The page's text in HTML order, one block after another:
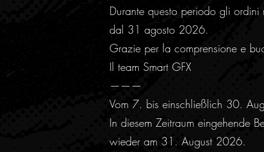
Durante questo periodo gli
dal 31 agosto 2026.
Grazie per la comprensione e
Il team Smart GFX
———
Vom 7. bis einschließlich 30.
In diesem Zeitraum eingehende
wieder am 31. August 2026.